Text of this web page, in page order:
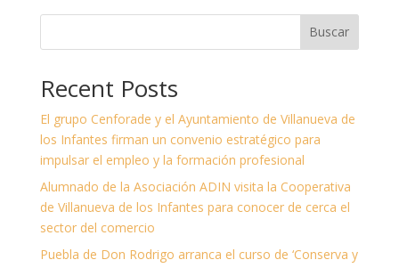
Buscar
Recent Posts
El grupo Cenforade y el Ayuntamiento de Villanueva de
los Infantes firman un convenio estratégico para
impulsar el empleo y la formación profesional
Alumnado de la Asociación ADIN visita la Cooperativa
de Villanueva de los Infantes para conocer de cerca el
sector del comercio
Puebla de Don Rodrigo arranca el curso de ‘Conserva y